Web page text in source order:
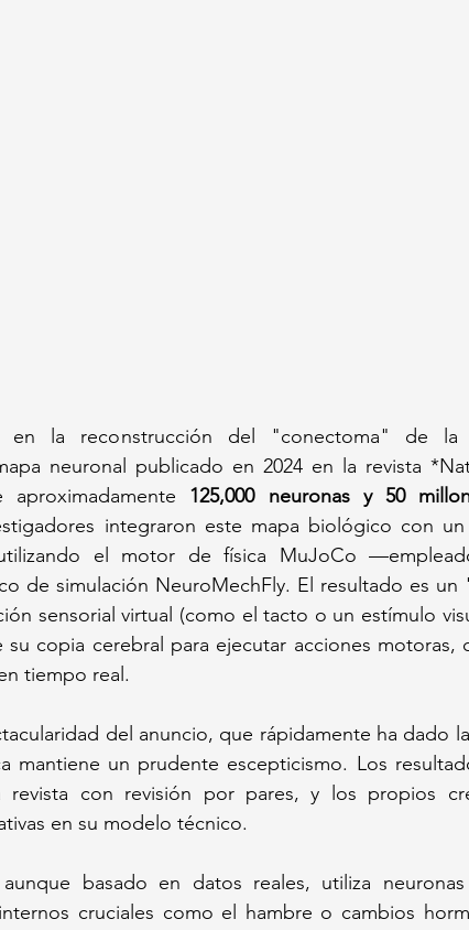
la reconstrucción del "conectoma" de la
neuronal publicado en 2024 en la revista
125,000 neuronas y 50
integraron este mapa biológico con
el motor de física MuJoCo
de simulación NeuroMechFly. El resultado es un
sensorial virtual (como el tacto o un estímulo
su copia cerebral para ejecutar acciones motoras,
tiempo real.
del anuncio, que rápidamente ha dado
mantiene un prudente escepticismo. Los
revista con revisión por pares, y los propios
en su modelo técnico.
basado en datos reales, utiliza
cruciales como el hambre o cambios